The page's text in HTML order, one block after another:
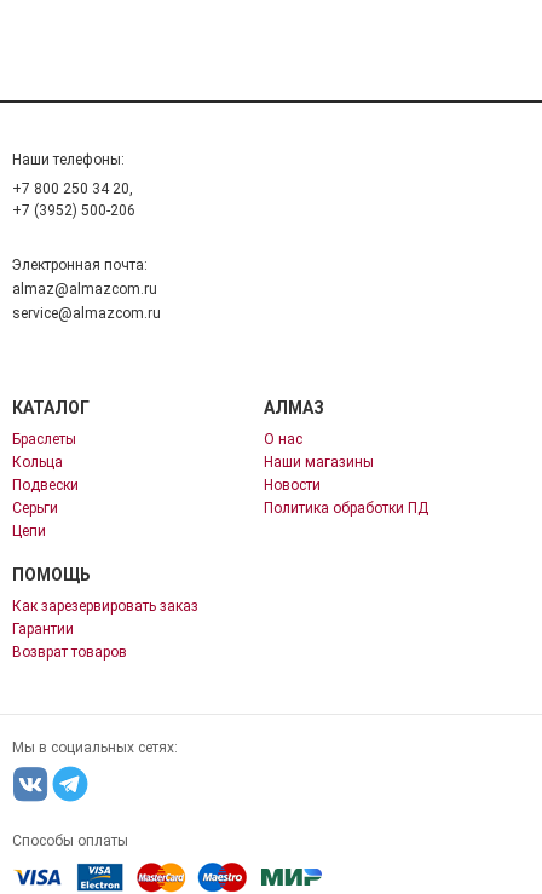
Наши телефоны:
+7 800 250 34 20,
+7 (3952) 500-206
Электронная почта:
almaz@almazcom.ru
service@almazcom.ru
КАТАЛОГ
Браслеты
Кольца
Подвески
Серьги
Цепи
АЛМАЗ
О нас
Наши магазины
Новости
Политика обработки ПД
ПОМОЩЬ
Как зарезервировать заказ
Гарантии
Возврат товаров
Мы в социальных сетях:
Способы оплаты